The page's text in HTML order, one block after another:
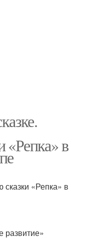
«Репка» в
сказки «Репка» в
развитие»